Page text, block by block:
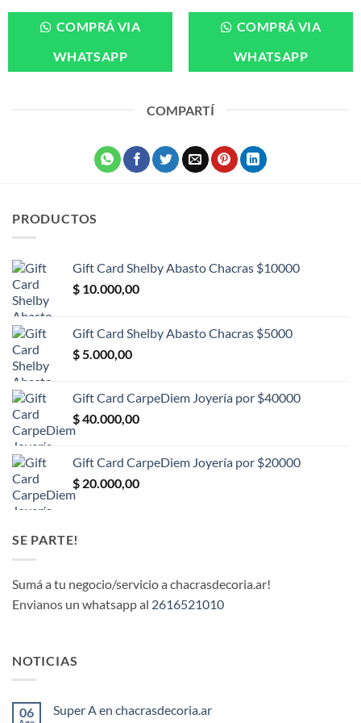
original
era:
$ 12.000,00.
actual
es:
$ 10.000,00.
COMPRÁ VIA
WHATSAPP
original
era:
$ 8.000,00.
actual
es:
$ 6.500,00.
COMPRÁ VIA
WHATSAPP
COMPARTÍ
PRODUCTOS
Gift Card Shelby Abasto Chacras $10000
$ 10.000,00
Gift Card Shelby Abasto Chacras $5000
$5.000,00
Gift Card CarpeDiem Joyería por $40000
$40.000,00
Gift Card CarpeDiem Joyería por $20000
$ 20.000,00
SE PARTE!
Sumá a tu negocio/servicio a chacrasdecoria.ar!
Envianos un whatsapp al 2616521010
NOTICIAS
06 Super A en chacrasdecoria.ar